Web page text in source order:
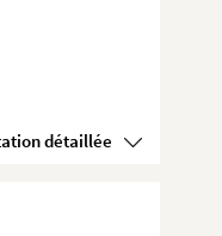
Voir la présentation détaillée